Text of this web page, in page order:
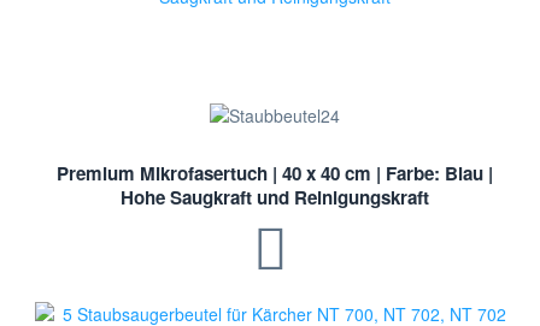
Premium Mikrofasertuch | 40 x 40 cm | Farbe: Blau |
Hohe Saugkraft und Reinigungskraft